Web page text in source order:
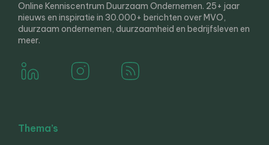
Online Kenniscentrum Duurzaam Ondernemen. 25+ jaar
nieuws en inspiratie in 30.000+ berichten over MVO,
duurzaam ondernemen, duurzaamheid en bedrijfsleven en
meer.
Thema’s